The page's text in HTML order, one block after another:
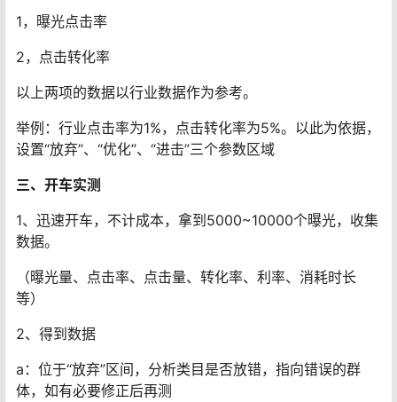
1，曝光点击率
2，点击转化率
以上两项的数据以行业数据作为参考。
举例：行业点击率为1%，点击转化率为5%。以此为依据，
设置“放弃”、“优化”、“进击”三个参数区域
三、开车实测
1、迅速开车，不计成本，拿到5000~10000个曝光，收集
数据。
（曝光量、点击率、点击量、转化率、利率、消耗时长
等）
2、得到数据
a：位于“放弃”区间，分析类目是否放错，指向错误的群
体，如有必要修正后再测